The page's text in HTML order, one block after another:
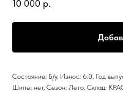
10 000 р.
Состояние: Б/у, Износ: 6.0, Год
Шипы: нет, Сезон: Лето, Склад: